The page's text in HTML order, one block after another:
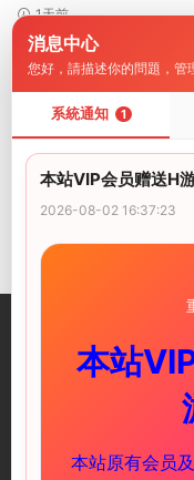
1天前
[3D漫畫]風月寶鑒之鳳
2天前
評論 0
一個優質的資源付費平台 彙
快速鏈接
消息中心
您好，請描述你的問題，管
系統通知 1
本站VIP会员赠送H
2026-08-02 16:37:23
本站
本站原有会员